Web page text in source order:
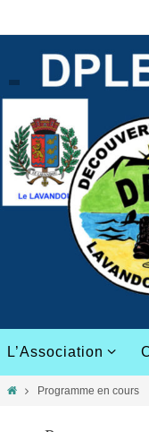
L’Association
Programme en cours